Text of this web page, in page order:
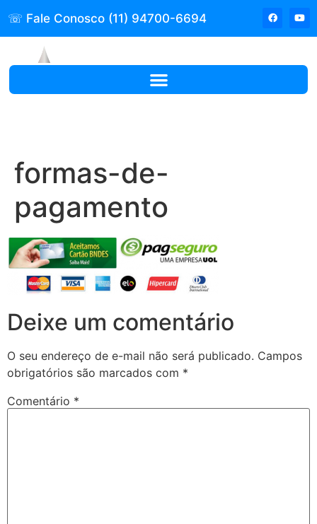
☏ Fale Conosco (11) 94700-6694
formas-de-
pagamento
Deixe um comentário
O seu endereço de e-mail não será publicado. Campos
obrigatórios são marcados com *
Comentário *